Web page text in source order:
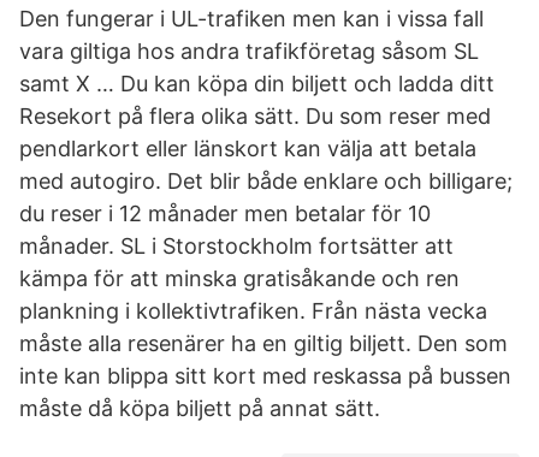
Den fungerar i UL-trafiken men kan i vissa fall
vara giltiga hos andra trafikföretag såsom SL
samt X … Du kan köpa din biljett och ladda ditt
Resekort på flera olika sätt. Du som reser med
pendlarkort eller länskort kan välja att betala
med autogiro. Det blir både enklare och billigare;
du reser i 12 månader men betalar för 10
månader. SL i Storstockholm fortsätter att
kämpa för att minska gratisåkande och ren
plankning i kollektivtrafiken. Från nästa vecka
måste alla resenärer ha en giltig biljett. Den som
inte kan blippa sitt kort med reskassa på bussen
måste då köpa biljett på annat sätt.